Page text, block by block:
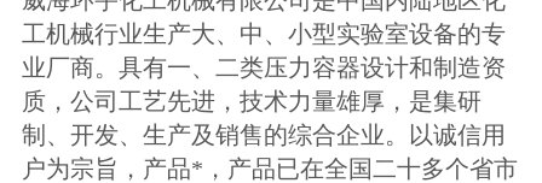
工机械行业生产大、中、小型实验室设备的专
业厂商。具有一、二类压力容器设计和制造资
质，公司工艺先进，技术力量雄厚，是集研
制、开发、生产及销售的综合企业。以诚信用
户为宗旨，产品*，产品已在全国二十多个省市